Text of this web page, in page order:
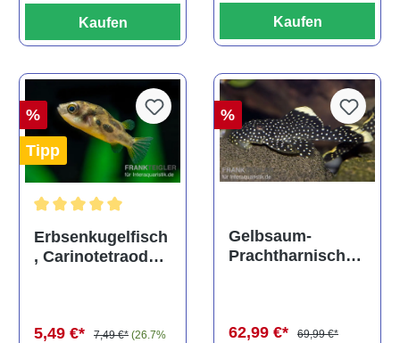
Kaufen Kaufen
%
Tipp
Durchschnittliche Bewertung von 5 von 5 Sternen
Erbsenkugelfisch
, Carinotetraodon
5,49 €* 7,49 €* (26.7%
%
Gelbsaum-
Prachtharnischw
62,99 €*
69,99 €*